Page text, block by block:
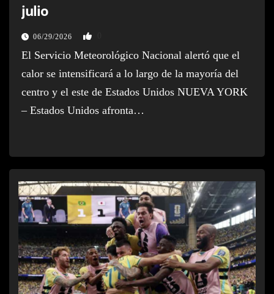
julio
06/29/2026
El Servicio Meteorológico Nacional alertó que el
calor se intensificará a lo largo de la mayoría del
centro y el este de Estados Unidos NUEVA YORK
– Estados Unidos afronta…